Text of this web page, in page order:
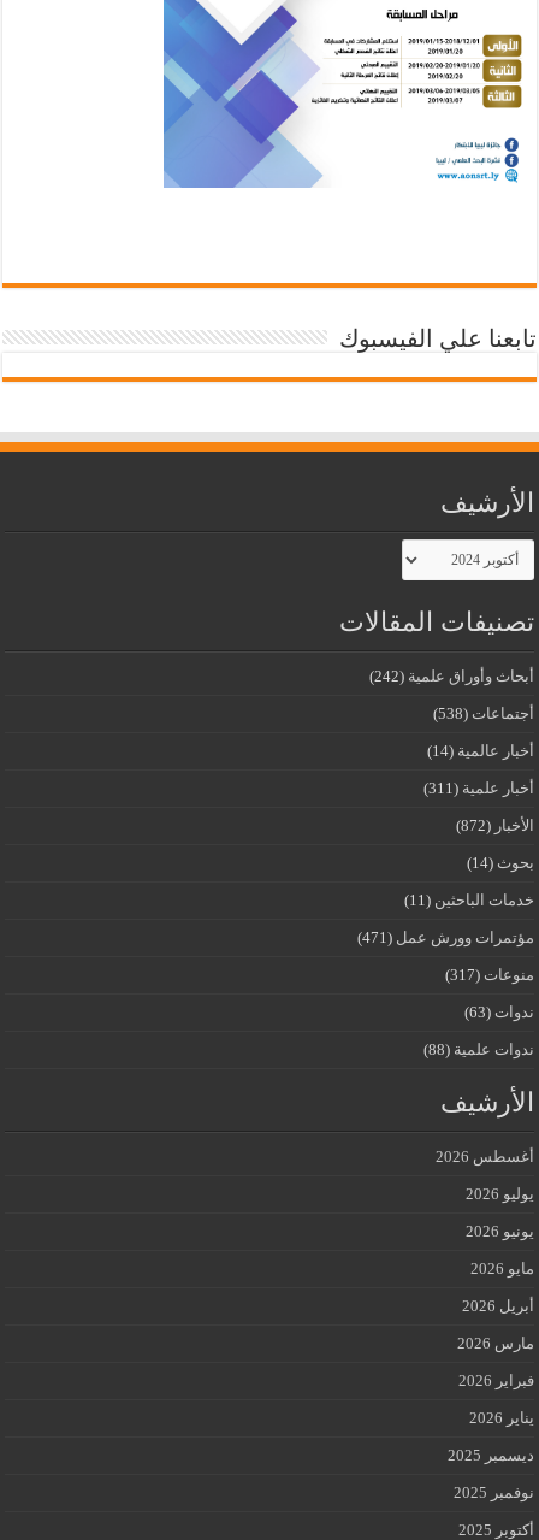
تابعنا علي الفيسبوك
الأرشيف
الأرشيف
تصنيفات المقالات
أبحاث وأوراق علمية (242)
أجتماعات (538)
أخبار عالمية (14)
أخبار علمية (311)
الأخبار (872)
بحوث (14)
خدمات الباحثين (11)
مؤتمرات وورش عمل (471)
منوعات (317)
ندوات (63)
ندوات علمية (88)
الأرشيف
أغسطس 2026
يوليو 2026
يونيو 2026
مايو 2026
أبريل 2026
مارس 2026
فبراير 2026
يناير 2026
ديسمبر 2025
نوفمبر 2025
أكتوبر 2025